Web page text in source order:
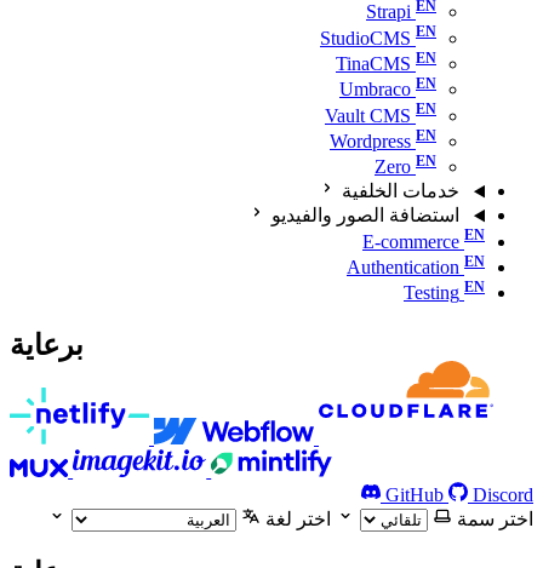
Strapi
StudioCMS
TinaCMS
Umbraco
Vault CMS
Wordpress
Zero
خدمات الخلفية
استضافة الصور والفيديو
E-commerce
Authentication
Testing
برعاية
GitHub
Discord
اختر سمة
اختر لغة